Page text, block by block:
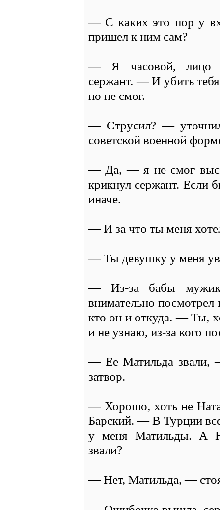
— С каких это пор у
пришел к ним сам?
— Я часовой, лицо
сержант. — И убить
но не смог.
— Струсил? —
советской военной
— Да, — я не смог
крикнул сержант. Если
иначе.
— И за что ты меня
— Ты девушку у меня
— Из-за бабы
внимательно
кто он и откуда. — Ты,
и не узнаю, из-за кого
— Ее Матильда звали,
затвор.
— Хорошо, хоть не
Барский. — В Турции
у меня Матильды. А
звали?
— Нет, Матильда, —